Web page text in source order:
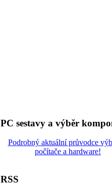
PC sestavy a výběr
Podrobný aktuální průvodce
počítače a hardware!
RSS